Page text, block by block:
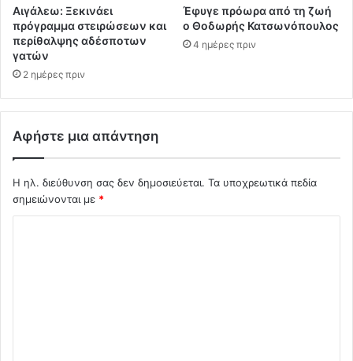
Αιγάλεω: Ξεκινάει
πρόγραμμα στειρώσεων και
περίθαλψης αδέσποτων
γατών
2 ημέρες πριν
Έφυγε πρόωρα από τη ζωή
ο Θοδωρής Κατσωνόπουλος
4 ημέρες πριν
Αφήστε μια απάντηση
Η ηλ. διεύθυνση σας δεν δημοσιεύεται. Τα υποχρεωτικά πεδία
σημειώνονται με *